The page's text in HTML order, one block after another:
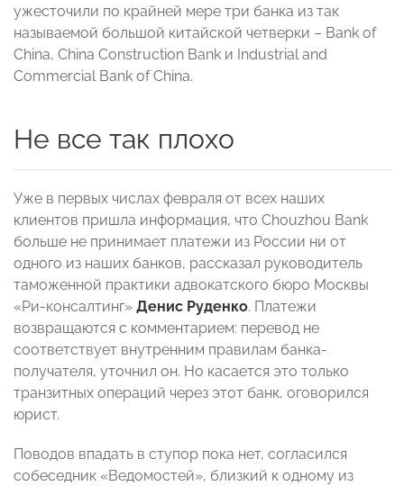
ужесточили по крайней мере три банка из так
называемой большой китайской четверки – Bank of
China, China Construction Bank и Industrial and
Commercial Bank of China.
Не все так плохо
Уже в первых числах февраля от всех наших
клиентов пришла информация, что Chouzhou Bank
больше не принимает платежи из России ни от
одного из наших банков, рассказал руководитель
таможенной практики адвокатского бюро Москвы
«Ри-консалтинг» Денис Руденко. Платежи
возвращаются с комментарием: перевод не
соответствует внутренним правилам банка-
получателя, уточнил он. Но касается это только
транзитных операций через этот банк, оговорился
юрист.
Поводов впадать в ступор пока нет, согласился
собеседник «Ведомостей», близкий к одному из